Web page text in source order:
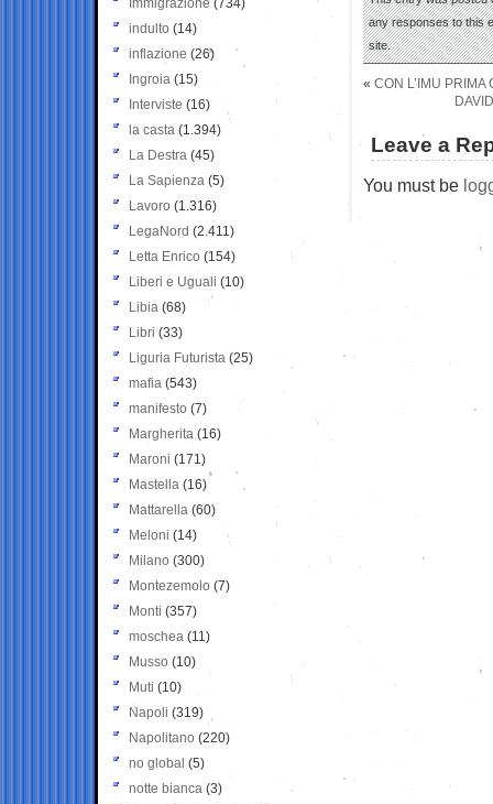
any responses to this
site.
« CON L’IMU PRIMA
Leave a
You must be
Immigrazione (734)
indulto (14)
inflazione (26)
Ingroia (15)
Interviste (16)
la casta (1.394)
La Destra (45)
La Sapienza (5)
Lavoro (1.316)
LegaNord (2.411)
Letta Enrico (154)
Liberi e Uguali (10)
Libia (68)
Libri (33)
Liguria Futurista (25)
mafia (543)
manifesto (7)
Margherita (16)
Maroni (171)
Mastella (16)
Mattarella (60)
Meloni (14)
Milano (300)
Montezemolo (7)
Monti (357)
moschea (11)
Musso (10)
Muti (10)
Napoli (319)
Napolitano (220)
no global (5)
notte bianca (3)